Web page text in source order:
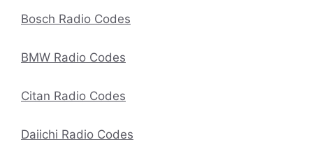
Bosch Radio Codes
BMW Radio Codes
Citan Radio Codes
Daiichi Radio Codes